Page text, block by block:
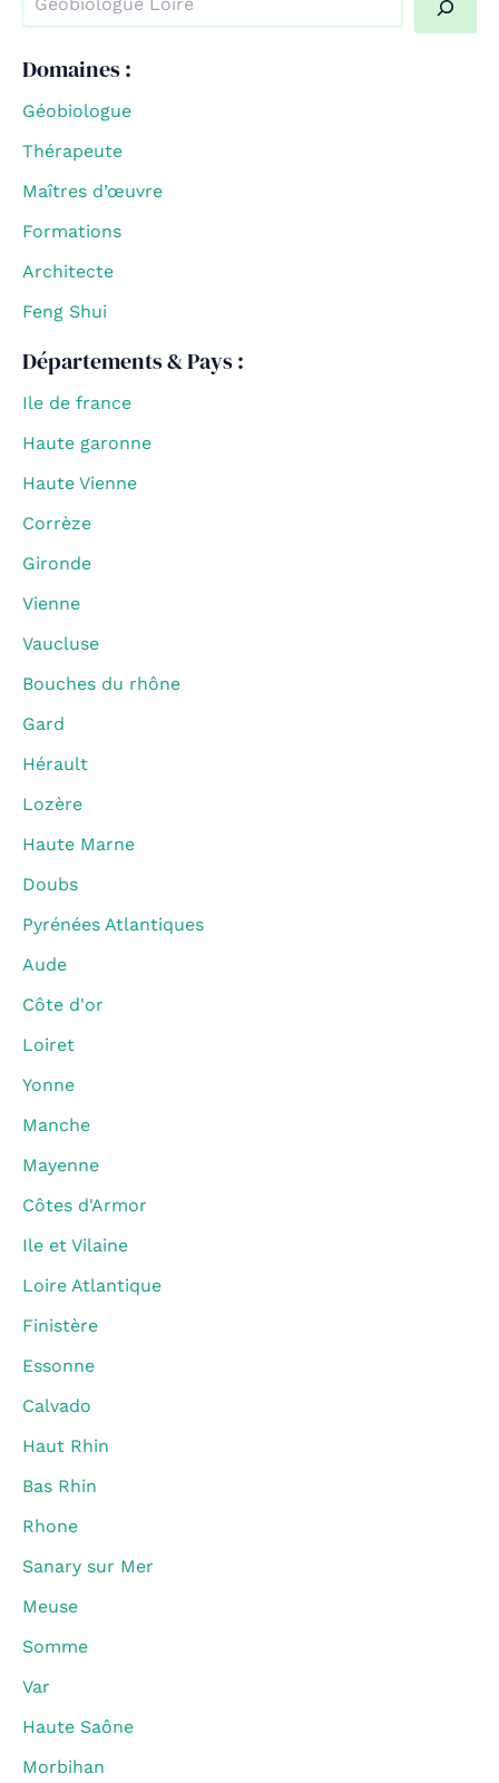
Domaines :
Géobiologue
Thérapeute
Maîtres d’œuvre
Formations
Architecte
Feng Shui
Départements & Pays :
Ile de france
Haute garonne
Haute Vienne
Corrèze
Gironde
Vienne
Vaucluse
Bouches du rhône
Gard
Hérault
Lozère
Haute Marne
Doubs
Pyrénées Atlantiques
Aude
Côte d'or
Loiret
Yonne
Manche
Mayenne
Côtes d'Armor
Ile et Vilaine
Loire Atlantique
Finistère
Essonne
Calvado
Haut Rhin
Bas Rhin
Rhone
Sanary sur Mer
Meuse
Somme
Var
Haute Saône
Morbihan